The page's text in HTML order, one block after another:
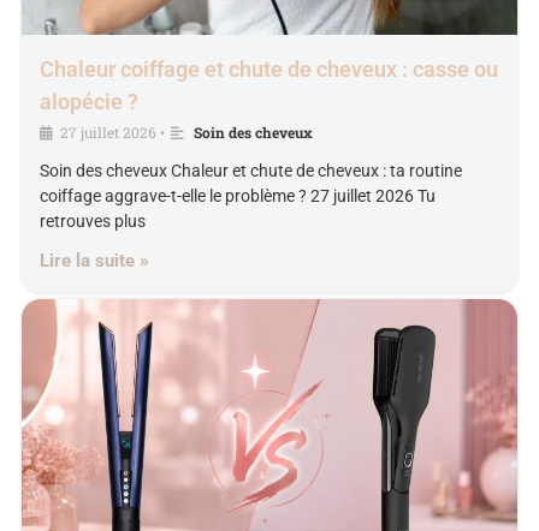
Chaleur coiffage et chute de cheveux : casse ou
alopécie ?
27 juillet 2026 •
Soin des cheveux
Soin des cheveux Chaleur et chute de cheveux : ta routine
coiffage aggrave-t-elle le problème ? 27 juillet 2026 Tu
retrouves plus
Lire la suite »